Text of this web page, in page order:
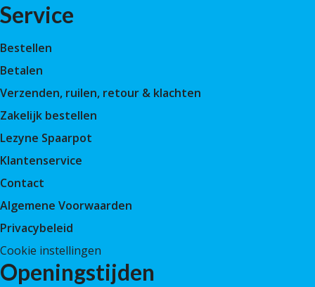
Service
Bestellen
Betalen
Verzenden, ruilen, retour & klachten
Zakelijk bestellen
Lezyne Spaarpot
Klantenservice
Contact
Algemene Voorwaarden
Privacybeleid
Cookie instellingen
Openingstijden